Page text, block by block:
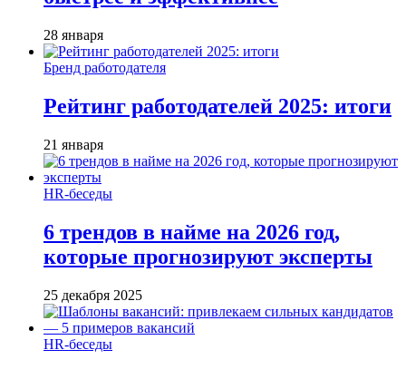
28 января
Бренд работодателя
Рейтинг работодателей 2025: итоги
21 января
HR-беседы
6 трендов в найме на 2026 год,
которые прогнозируют эксперты
25 декабря 2025
HR-беседы